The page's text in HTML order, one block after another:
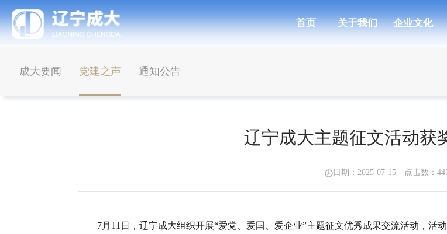
首页 关于我们 企业文化
成大要闻 党建之声 通知公告
辽宁成大主题征文活动获
日期：2025-07-15 点击数：
7月11日，辽宁成大组织开展“爱党、爱国、爱企业”主题征文优秀成果交流活动，活